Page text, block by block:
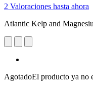
2 Valoraciones hasta ahora
Atlantic Kelp and
AgotadoEl producto ya no